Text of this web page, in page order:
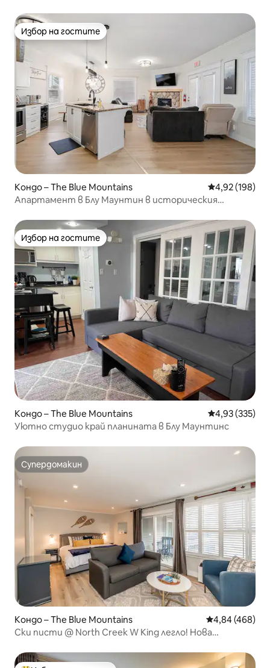
Избор на гостите
Избор на гостите
Кондо – The Blue Mountains Средна
4,92 (198)
Апартамент в Блу Маунтин в историческия
Избор на гостите
Избор на гостите
Кондо – The Blue Mountains Средна
4,93 (335)
Уютно студио край планината в Блу Маунтинс
Супердомакин
Супердомакин
Кондо – The Blue Mountains Средна
4,84 (468)
Ски писти @ North Creek W King легло! Нова